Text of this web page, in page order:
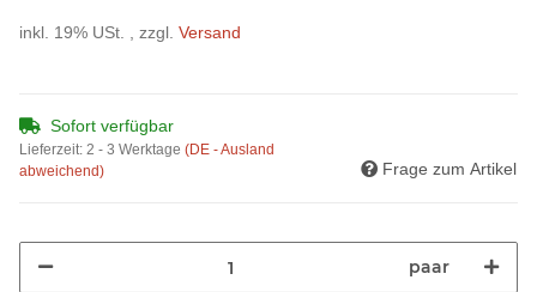
inkl. 19% USt. , zzgl. Versand
Sofort verfügbar
Lieferzeit: 2 - 3 Werktage (DE - Ausland
abweichend)
Frage zum Artikel
paar